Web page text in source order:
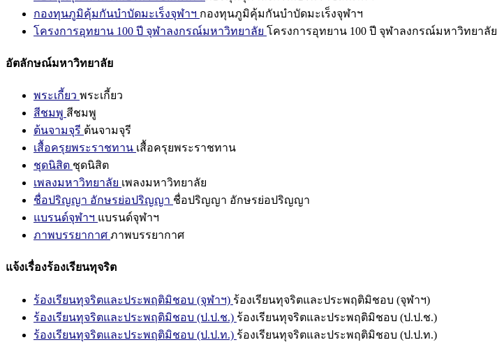
กองทุนภูมิคุ้มกันบำบัดมะเร็งจุฬาฯ กองทุนภูมิคุ้มกันบำบัดมะเร็งจุฬาฯ
โครงการอุทยาน 100 ปี จุฬาลงกรณ์มหาวิทยาลัย โครงการอุทยาน 100 ปี จุฬาลงกรณ์มหาวิทยาลัย
อัตลักษณ์มหาวิทยาลัย
พระเกี้ยว พระเกี้ยว
สีชมพู สีชมพู
ต้นจามจุรี ต้นจามจุรี
เสื้อครุยพระราชทาน เสื้อครุยพระราชทาน
ชุดนิสิต ชุดนิสิต
เพลงมหาวิทยาลัย เพลงมหาวิทยาลัย
ชื่อปริญญา อักษรย่อปริญญา ชื่อปริญญา อักษรย่อปริญญา
แบรนด์จุฬาฯ แบรนด์จุฬาฯ
ภาพบรรยากาศ ภาพบรรยากาศ
แจ้งเรื่องร้องเรียนทุจริต
ร้องเรียนทุจริตและประพฤติมิชอบ (จุฬาฯ) ร้องเรียนทุจริตและประพฤติมิชอบ (จุฬาฯ)
ร้องเรียนทุจริตและประพฤติมิชอบ (ป.ป.ช.) ร้องเรียนทุจริตและประพฤติมิชอบ (ป.ป.ช.)
ร้องเรียนทุจริตและประพฤติมิชอบ (ป.ป.ท.) ร้องเรียนทุจริตและประพฤติมิชอบ (ป.ป.ท.)